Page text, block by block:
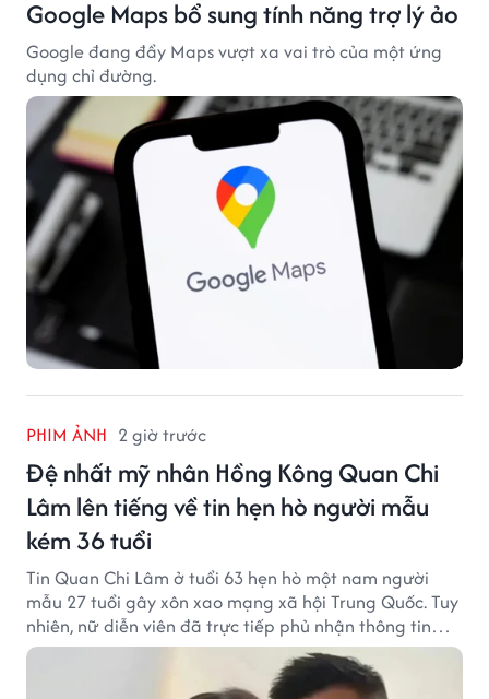
Google Maps bổ sung tính năng trợ lý ảo
Google đang đẩy Maps vượt xa vai trò của một ứng
dụng chỉ đường.
PHIM ẢNH 2 giờ trước
Đệ nhất mỹ nhân Hồng Kông Quan Chi
Lâm lên tiếng về tin hẹn hò người mẫu
kém 36 tuổi
Tin Quan Chi Lâm ở tuổi 63 hẹn hò một nam người
mẫu 27 tuổi gây xôn xao mạng xã hội Trung Quốc. Tuy
nhiên, nữ diễn viên đã trực tiếp phủ nhận thông tin
này.